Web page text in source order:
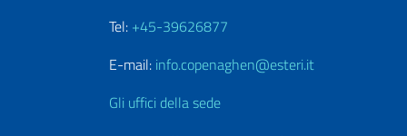
Tel: +45-39626877
E-mail: info.copenaghen@esteri.it
Gli uffici della sede